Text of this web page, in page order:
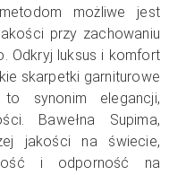
możliwe jest
przy zachowaniu
Odkryj luksus i komfort
skarpetki garniturowe
synonim elegancji,
Bawełna Supima,
jakości na świecie,
i odporność na